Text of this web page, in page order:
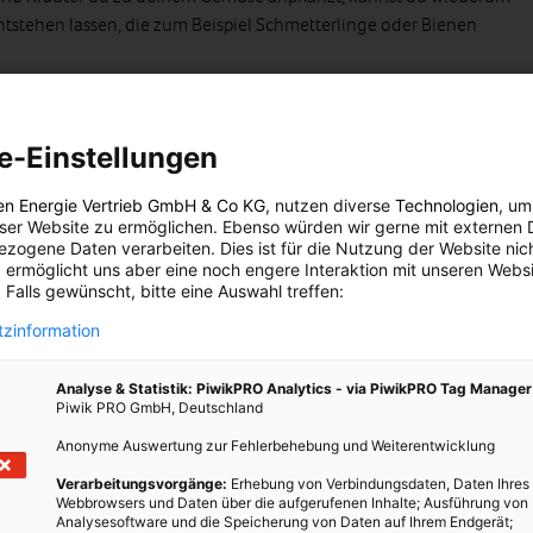
lassen, die zum Beispiel Schmetterlinge oder Bienen
lassen:
die Pflanzen, die potenziell als Unkraut gesehen werden. Du
auszuzupfen, sondern es stattdessen als wertvolles
lieben beispielsweise Brennnesseln, aus denen du darüber
machen kannst. Und Bienen lassen sich besonders gern von
Du kannst also einen Teil deines Gartens bewusst mit
um ihn zu einer Wildtieroase zu machen.
mit Latten oder Mauern deinen Garten zu begrenzen,
setzen. Das geht mit bestimmten blickdichten Hecken oder
Nahrungsquellen für Tiere bieten. Der Weißdorn
dass er einen idealen Sichtschutz bietet und erfreut das
weißen Blüten als auch den roten Früchten, die
dienen. Hecken sind auch ideale Verstecke für Mäuse oder
Anstatt einem rein grünen Rasen kannst du in deinem
Einstellungen
Energie Vertrieb GmbH & Co KG, nutzen diverse Technologien,
Website zu ermöglichen. Ebenso würden wir gerne mit externen
Daten verarbeiten. Dies ist für die Nutzung der Website
ermöglicht uns aber eine noch engere Interaktion mit unseren
Falls gewünscht, bitte eine Auswahl treffen:
Analyse & Statistik: PiwikPRO Analytics - via PiwikPRO Tag Manager
Piwik PRO GmbH, Deutschland
Anonyme Auswertung zur Fehlerbehebung und Weiterentwicklung
Verarbeitungsvorgänge: Erhebung von Verbindungsdaten, Daten Ihres
Webbrowsers und Daten über die aufgerufenen Inhalte; Ausführung von
Analysesoftware und die Speicherung von Daten auf Ihrem Endgerät;